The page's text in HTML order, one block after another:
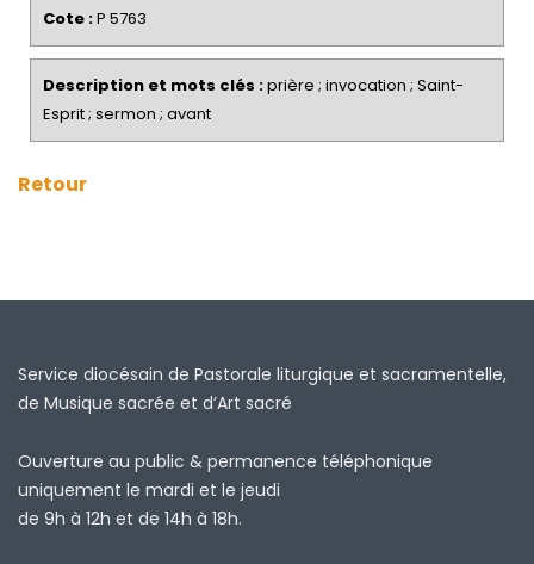
Cote :P 5763
Description et mots clés :prière ; invocation ; Saint-
Esprit ; sermon ; avant
Retour
Service diocésain de Pastorale liturgique et sacramentelle,
de Musique sacrée et d’Art sacré
Ouverture au public & permanence téléphonique
uniquement le mardi et le jeudi
de 9h à 12h et de 14h à 18h.